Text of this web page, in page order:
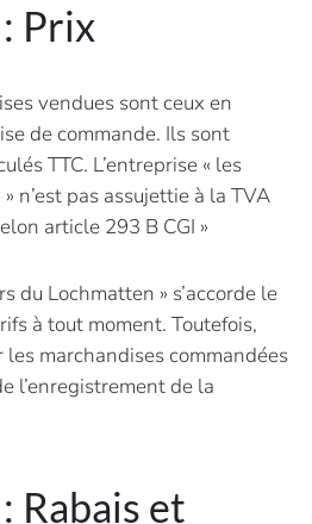
Prix
vendues sont ceux en
de commande. Ils sont
TTC. L’entreprise « les
n’est pas assujettie à la TVA
article 293 B CGI »
du Lochmatten » s’accorde le
à tout moment. Toutefois,
les marchandises commandées
l’enregistrement de la
Rabais et